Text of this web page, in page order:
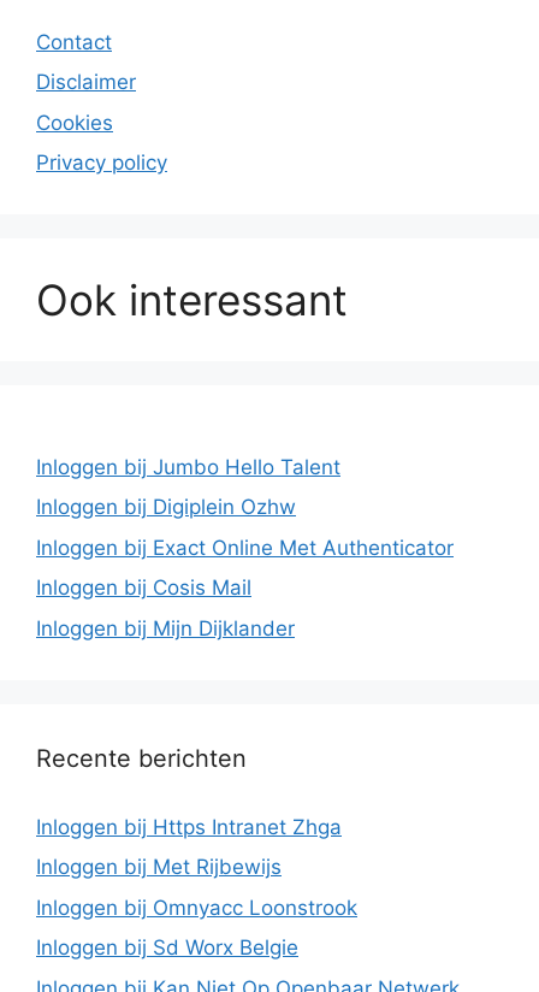
Contact
Disclaimer
Cookies
Privacy policy
Ook interessant
Inloggen bij Jumbo Hello Talent
Inloggen bij Digiplein Ozhw
Inloggen bij Exact Online Met Authenticator
Inloggen bij Cosis Mail
Inloggen bij Mijn Dijklander
Recente berichten
Inloggen bij Https Intranet Zhga
Inloggen bij Met Rijbewijs
Inloggen bij Omnyacc Loonstrook
Inloggen bij Sd Worx Belgie